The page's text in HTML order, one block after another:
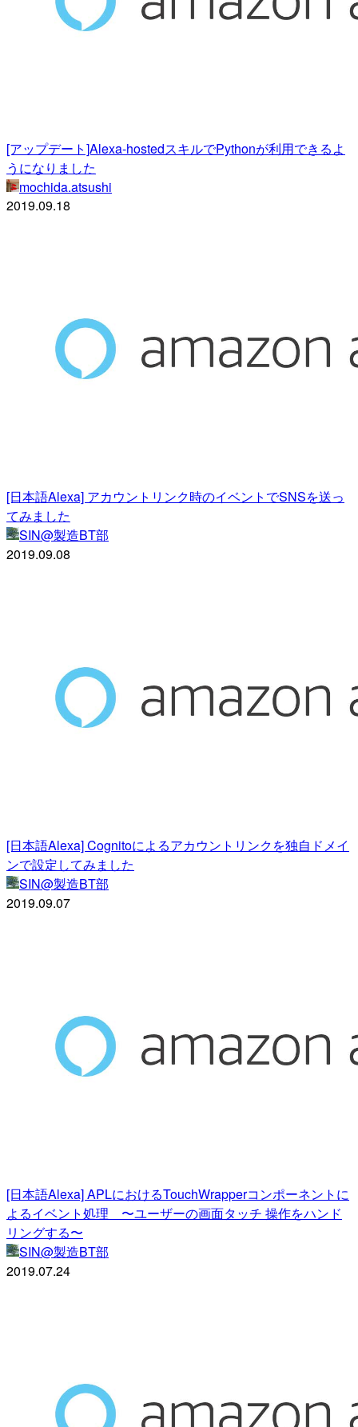
[アップデート]Alexa-hostedスキルでPythonが利用できるよ
うになりました
mochida.atsushi
2019.09.18
[日本語Alexa] アカウントリンク時のイベントでSNSを送っ
てみました
SIN@製造BT部
2019.09.08
[日本語Alexa] Cognitoによるアカウントリンクを独自ドメイ
ンで設定してみました
SIN@製造BT部
2019.09.07
[日本語Alexa] APLにおけるTouchWrapperコンポーネントに
よるイベント処理 〜ユーザーの画面タッチ 操作をハンド
リングする〜
SIN@製造BT部
2019.07.24